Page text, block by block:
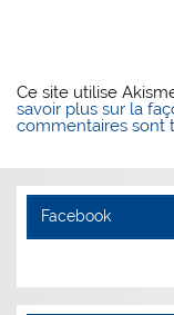
Ce site utilise
savoir plus sur la
commentaires sont
Facebook